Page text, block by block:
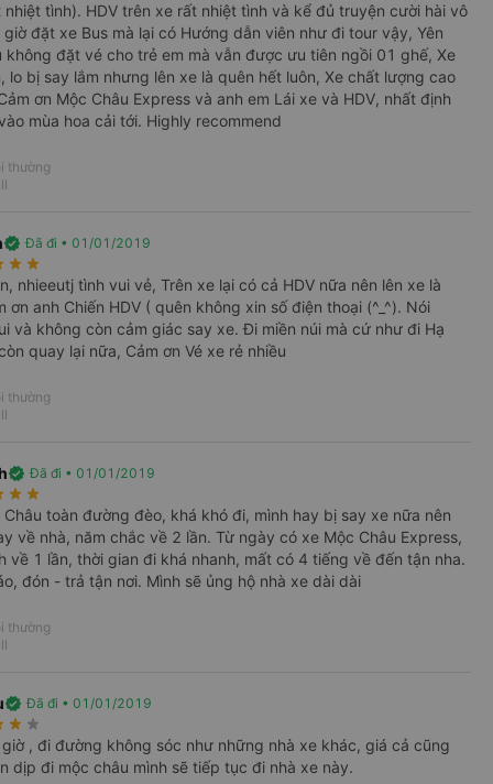
của nhà xe này,
nhiệt tình). HDV trên xe rất nhiệt tình và kể đủ truyện cười hài vô
đặt xe Bus mà lại có Hướng dẫn viên như đi tour vậy, Yên
không đặt vé cho trẻ em mà vẫn được ưu tiên ngồi 01 ghế, Xe
lo bị say lắm nhưng lên xe là quên hết luôn, Xe chất lượng cao
ơn Mộc Châu Express và anh em Lái xe và HDV, nhất định
mùa hoa cải tới. Highly recommend
thường
verified Đã đi • 01/01/2019
star_rate star_rate
nhieeutj tình vui vẻ, Trên xe lại có cả HDV nữa nên lên xe là
ơn anh Chiến HDV ( quên không xin số điện thoại (^_^). Nói
và không còn cảm giác say xe. Đi miền núi mà cứ như đi Hạ
quay lại nữa, Cảm ơn Vé xe rẻ nhiều
thường
verified Đã đi • 01/01/2019
star_rate star_rate
toàn đường đèo, khá khó đi, mình hay bị say xe nữa nên
về nhà, năm chắc về 2 lần. Từ ngày có xe Mộc Châu Express,
về 1 lần, thời gian đi khá nhanh, mất có 4 tiếng về đến tận nha.
đón - trả tận nơi. Mình sẽ ủng hộ nhà xe dài dài
thường
verified Đã đi • 01/01/2019
star_rate star_rate
, đi đường không sóc như những nhà xe khác, giá cả cũng
dịp đi mộc châu mình sẽ tiếp tục đi nhà xe này.